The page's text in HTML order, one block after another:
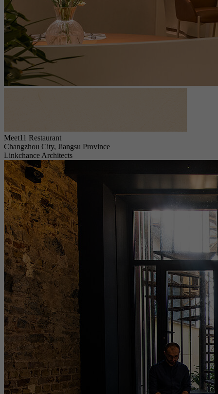
Meet11 Restaurant
Changzhou City, Jiangsu Province
Linkchance Architects